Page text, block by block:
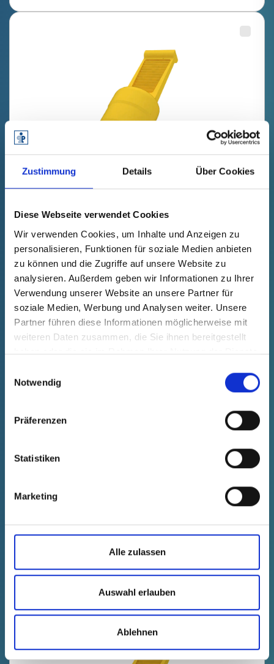
Zustimmung Details Über Cookies
Diese Webseite verwendet Cookies
Wir verwenden Cookies, um Inhalte und Anzeigen zu
personalisieren, Funktionen für soziale Medien anbieten
zu können und die Zugriffe auf unsere Website zu
analysieren. Außerdem geben wir Informationen zu Ihrer
Verwendung unserer Website an unsere Partner für
soziale Medien, Werbung und Analysen weiter. Unsere
Partner führen diese Informationen möglicherweise mit
weiteren Daten zusammen, die Sie ihnen bereitgestellt
haben oder die sie im Rahmen Ihrer Nutzung der Dienste
Notwendig
Präferenzen
Statistiken
Marketing
Alle zulassen
Auswahl erlauben
Ablehnen
GPN 212 FM 77 TPE, gelb
Technische Daten
einblenden
Bestell-Nr.
21200770000
Stückpreis
kostenfrei
Auswahl
Muster Kaufen
Anzahl (Stk.)
NEU
Technische Daten
Stückpreis Auswahl
Muster Kaufen
Anzahl (Stk.)